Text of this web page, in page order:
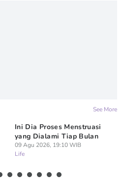
See More
Ini Dia Proses Menstruasi
yang Dialami Tiap Bulan
09 Agu 2026, 19:10 WIB
Life